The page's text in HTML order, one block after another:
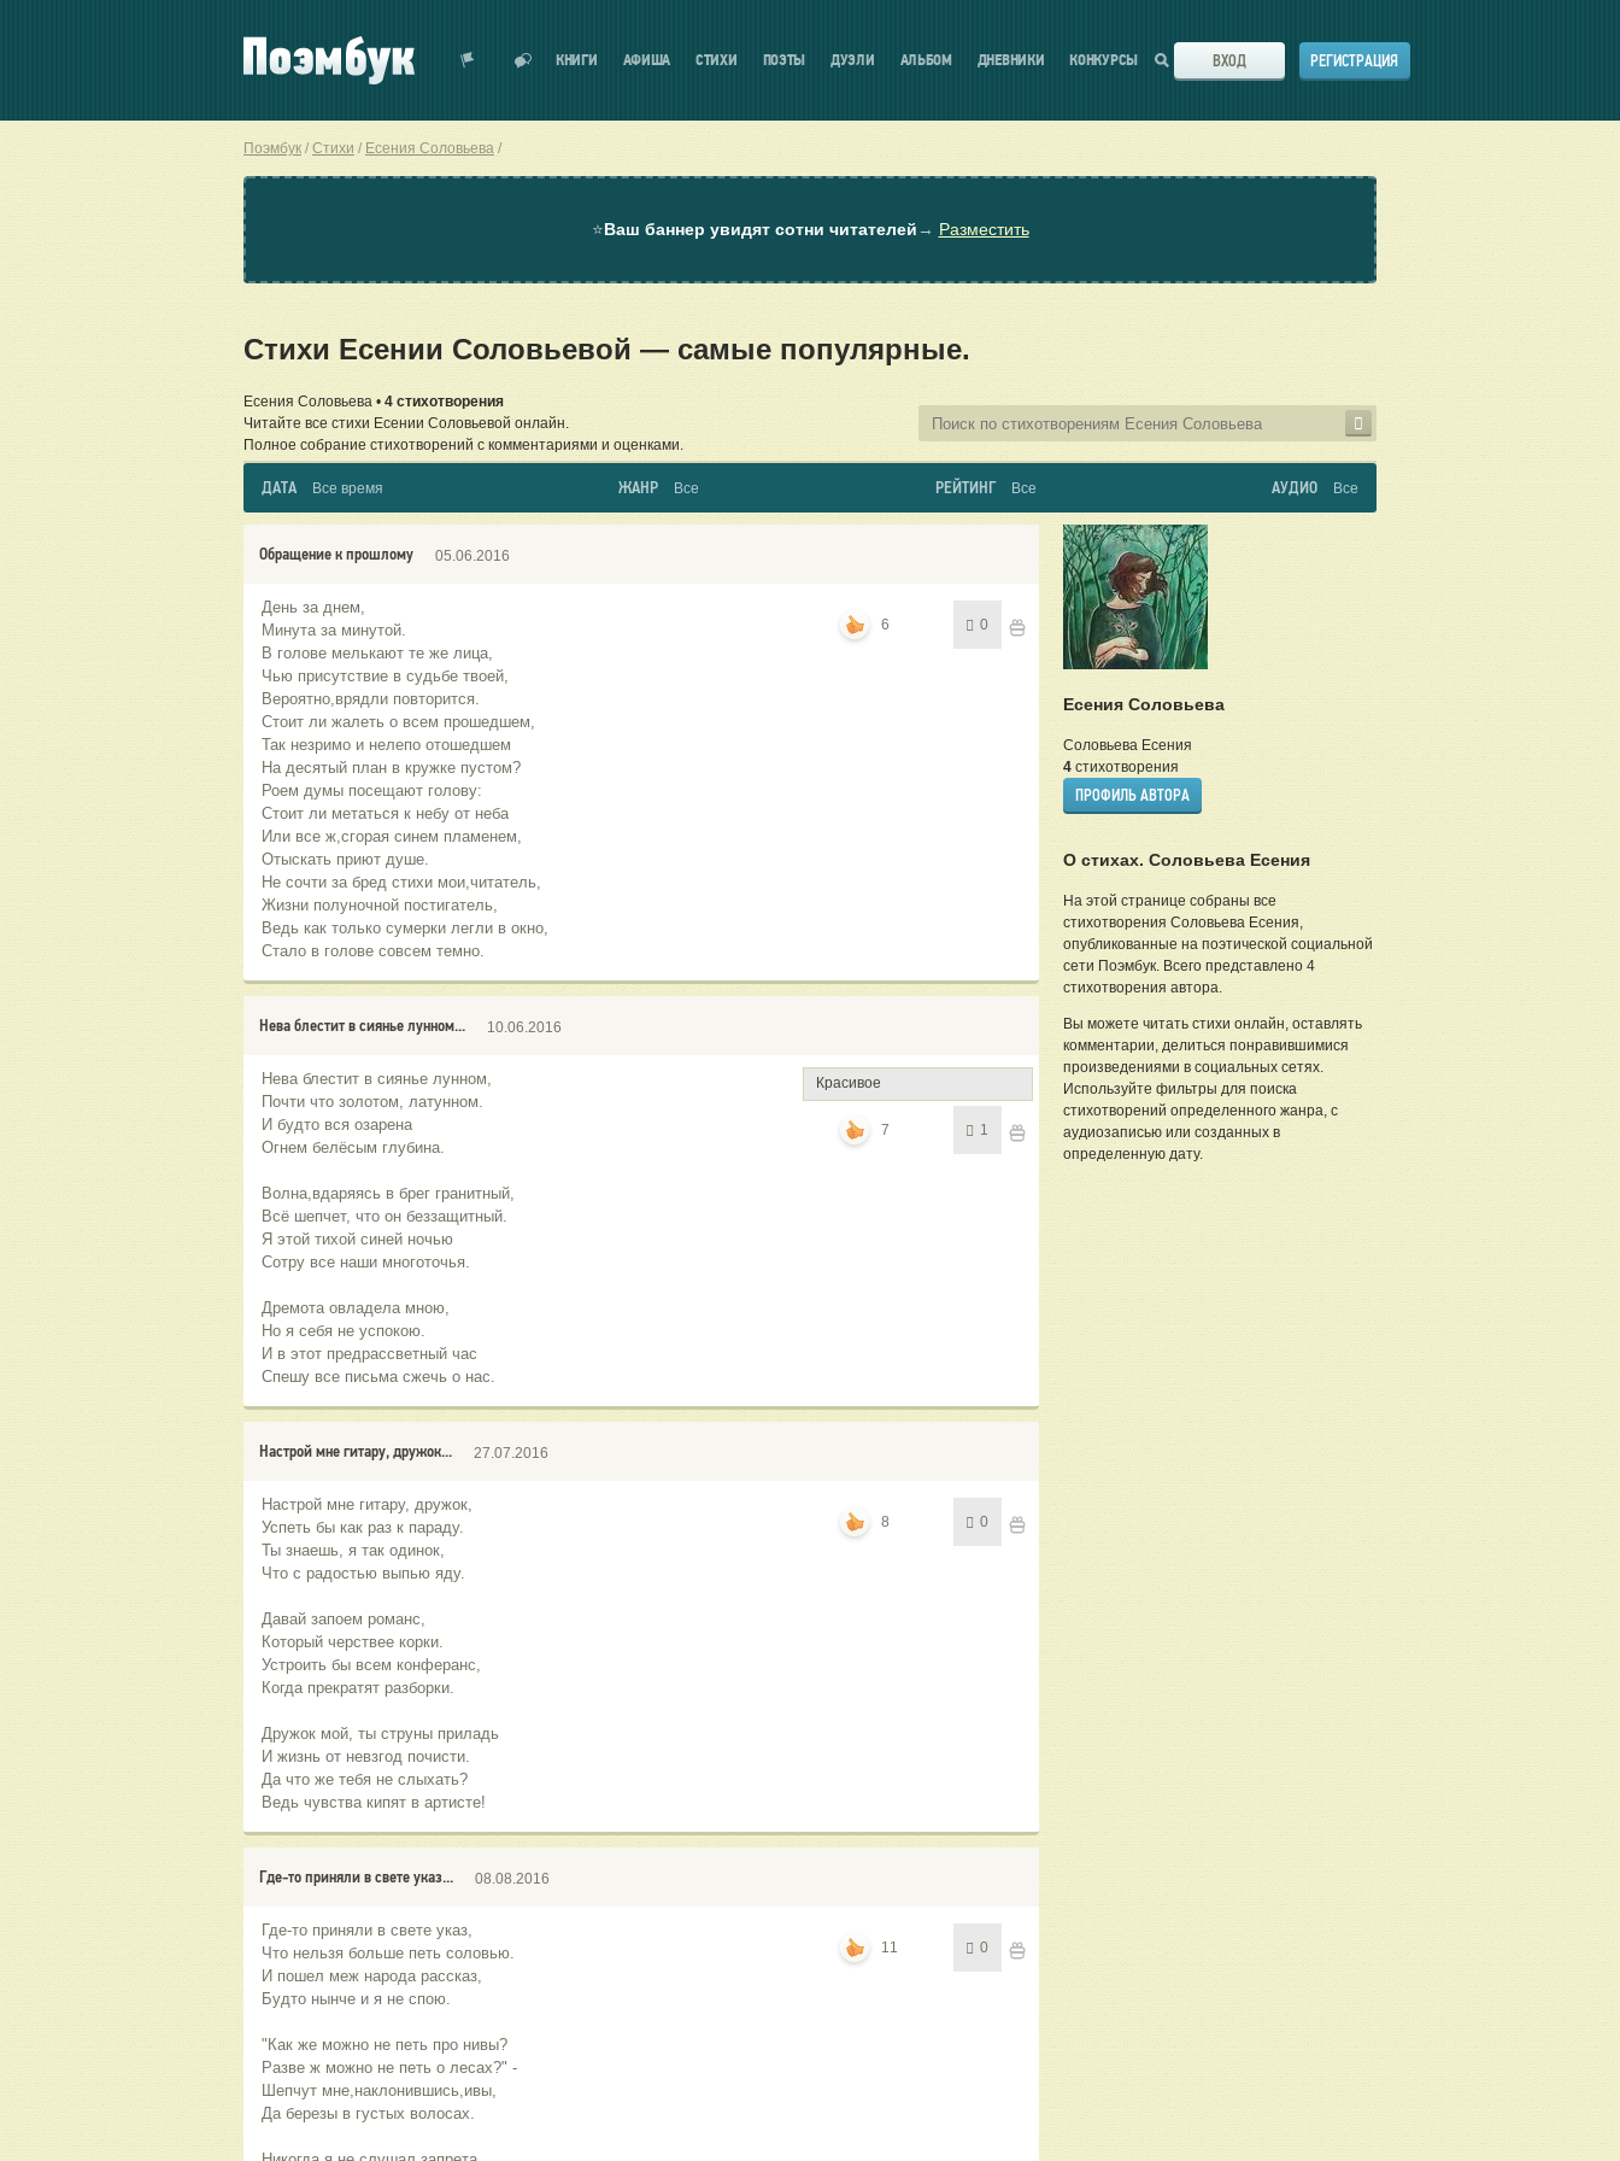
КНИГИ АФИША СТИХИ ПОЭТЫ ДУЭЛИ АЛЬБОМ ДНЕВНИКИ КОНКУРСЫ ВХОД РЕГИСТРАЦИЯ
Поэмбук Стихи Есения Соловьева
⭐Ваш баннер увидят сотни читателей → Разместить
Стихи Есении Соловьевой — самые популярные.
Есения Соловьева • 4 стихотворения
Читайте все стихи Есении Соловьевой онлайн.
Полное собрание стихотворений с комментариями и оценками.
ДАТА Все время ЖАНР Все РЕЙТИНГ Все АУДИО Все
Обращение к прошлому 05.06.2016
День за днем,
Минута за минутой.
В голове мелькают те же лица,
Чью присутствие в судьбе твоей,
Вероятно,врядли повторится.
Стоит ли жалеть о всем прошедшем,
Так незримо и нелепо отошедшем
На десятый план в кружке пустом?
Роем думы посещают голову:
Стоит ли метаться к небу от неба
Или все ж,сгорая синем пламенем,
Отыскать приют душе.
Не сочти за бред стихи мои,читатель,
Жизни полуночной постигатель,
Ведь как только сумерки легли в окно,
Стало в голове совсем темно.
6 0
Нева блестит в сиянье лунном... 10.06.2016
Нева блестит в сиянье лунном,
Почти что золотом, латунном.
И будто вся озарена
Огнем белёсым глубина.
Волна,вдаряясь в брег гранитный,
Всё шепчет, что он беззащитный.
Я этой тихой синей ночью
Сотру все наши многоточья.
Дремота овладела мною,
Но я себя не успокою.
И в этот предрассветный час
Спешу все письма сжечь о нас.
Красивое
7 1
Настрой мне гитару, дружок... 27.07.2016
Настрой мне гитару, дружок,
Успеть бы как раз к параду.
Ты знаешь, я так одинок,
Что с радостью выпью яду.
Давай запоем романс,
Который черствее корки.
Устроить бы всем конферанс,
Когда прекратят разборки.
Дружок мой, ты струны приладь
И жизнь от невзгод почисти.
Да что же тебя не слыхать?
Ведь чувства кипят в артисте!
8 0
Где-то приняли в свете указ... 08.08.2016
Где-то приняли в свете указ,
Что нельзя больше петь соловью.
И пошел меж народа рассказ,
Будто нынче и я не спою.
"Как же можно не петь про нивы?
Разве ж можно не петь о лесах?" -
Шепчут мне,наклонившись,ивы,
Да березы в густых волосах.
11 0
Есения Соловьева
Соловьева Есения
4стихотворения
ПРОФИЛЬ АВТОРА
О стихах. Соловьева Есения
На этой странице собраны все
стихотворения Соловьева Есения,
опубликованные на поэтической социальной
сети Поэмбук. Всего представлено 4
стихотворения автора.
Вы можете читать стихи онлайн, оставлять
комментарии, делиться понравившимися
произведениями в социальных сетях.
Используйте фильтры для поиска
стихотворений определенного жанра, с
аудиозаписью или созданных в
определенную дату.